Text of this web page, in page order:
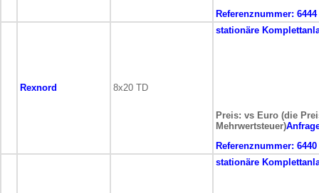
Referenznummer: 6444
Rexnord 8x20 TD
stationäre
Preis: vs Euro (die
Mehrwertsteuer)
Referenznummer: 6440
stationäre